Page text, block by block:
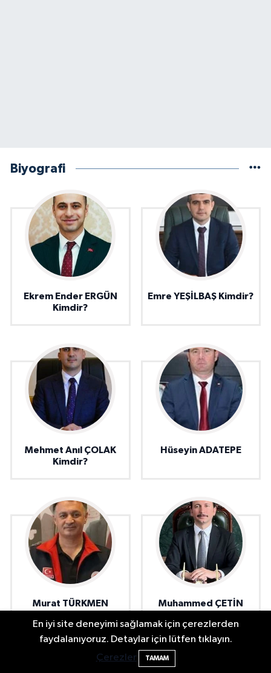
Biyografi
Ekrem Ender ERGÜN
Kimdir?
Emre YEŞİLBAŞ Kimdir?
Mehmet Anıl ÇOLAK
Kimdir?
Hüseyin ADATEPE
Murat TÜRKMEN
Muhammed ÇETİN
En iyi site deneyimi sağlamak için çerezlerden
faydalanıyoruz. Detaylar için lütfen tıklayın.
Çerezler
TAMAM
Bartın'da nem oranı yüzde 100'e ulaştı